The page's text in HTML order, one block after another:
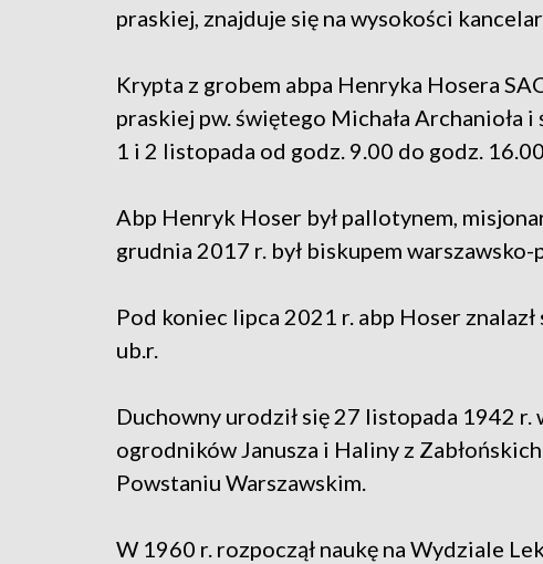
praskiej, znajduje się na wysokości
Krypta z grobem abpa Henryka Hosera
praskiej pw. świętego Michała
1 i 2 listopada od godz. 9.00 do godz.
Abp Henryk Hoser był pallotynem,
grudnia 2017 r. był biskupem warszawsko-
Pod koniec lipca 2021 r. abp Hoser
ub.r.
Duchowny urodził się 27 listopada 1942
ogrodników Janusza i Haliny z
Powstaniu Warszawskim.
W 1960 r. rozpoczął naukę na Wydziale